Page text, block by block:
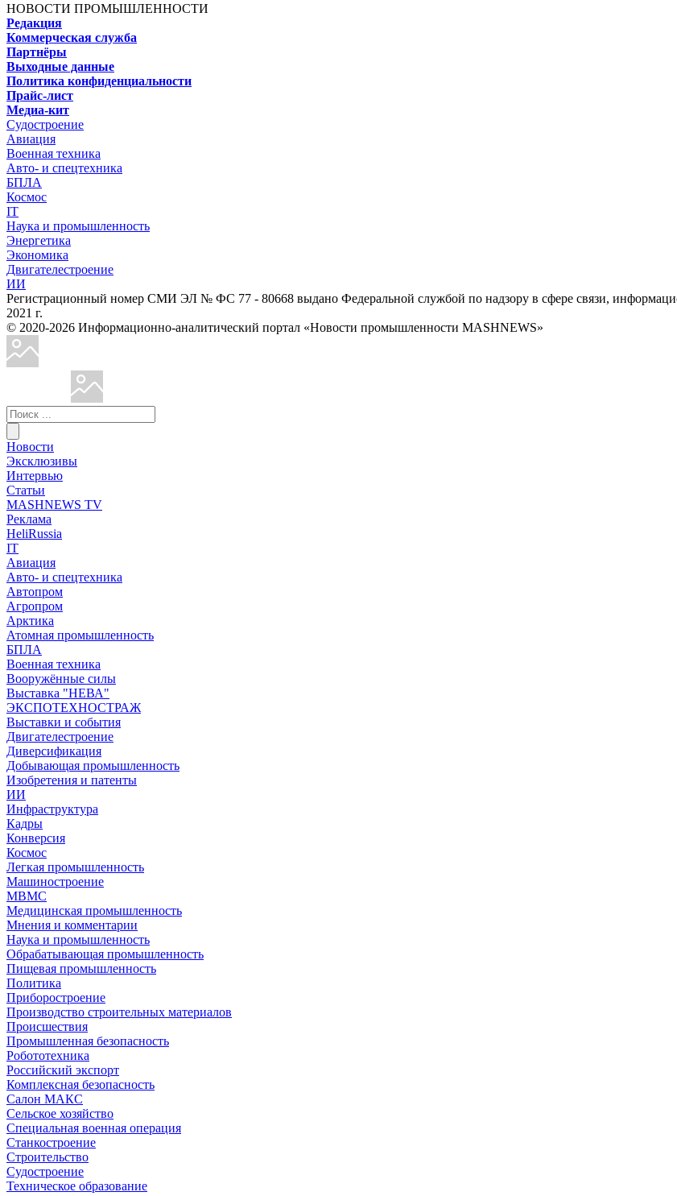
НОВОСТИ ПРОМЫШЛЕННОСТИ
Редакция
Коммерческая служба
Партнёры
Выходные данные
Политика конфиденциальности
Прайс-лист
Медиа-кит
Судостроение
Авиация
Военная техника
Авто- и спецтехника
БПЛА
Космос
IT
Наука и промышленность
Энергетика
Экономика
Двигателестроение
ИИ
Регистрационный номер СМИ ЭЛ № ФС 77 - 80668 выдано Федеральной службой по надзору в сфере связи,
2021 г.
© 2020-2026 Информационно-аналитический портал «Новости промышленности MASHNEWS»
Новости
Эксклюзивы
Интервью
Статьи
MASHNEWS TV
Реклама
HeliRussia
IT
Авиация
Авто- и спецтехника
Автопром
Агропром
Арктика
Атомная промышленность
БПЛА
Военная техника
Вооружённые силы
Выставка "НЕВА"
ЭКСПОТЕХНОСТРАЖ
Выставки и события
Двигателестроение
Диверсификация
Добывающая промышленность
Изобретения и патенты
ИИ
Инфраструктура
Кадры
Конверсия
Космос
Легкая промышленность
Машиностроение
МВМС
Медицинская промышленность
Мнения и комментарии
Наука и промышленность
Обрабатывающая промышленность
Пищевая промышленность
Политика
Приборостроение
Производство строительных материалов
Происшествия
Промышленная безопасность
Робототехника
Российский экспорт
Комплексная безопасность
Салон МАКС
Сельское хозяйство
Специальная военная операция
Станкостроение
Строительство
Судостроение
Техническое образование